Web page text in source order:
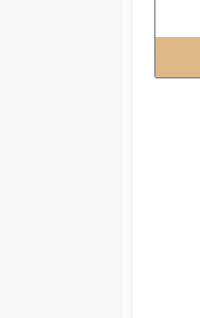
88位